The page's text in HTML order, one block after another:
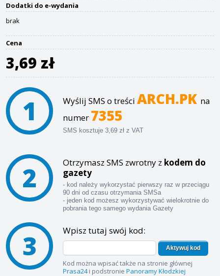
Dodatki do e-wydania
brak
Cena
3,69 zł
1 Wyślij SMS o treści ARCH.PK na
numer 7355
SMS kosztuje 3,69 zł z VAT
2 Otrzymasz SMS zwrotny z kodem do
gazety
- kod należy wykorzystać pierwszy raz w przeciągu
90 dni od czasu otrzymania SMSa
- jeden kod możesz wykorzystywać wielokrotnie do
pobrania tego samego wydania Gazety
3 Wpisz tutaj swój kod:
Aktywuj kod
Kod można wpisać także na stronie głównej
Prasa24i podstronie Panoramy Kłodzkiej